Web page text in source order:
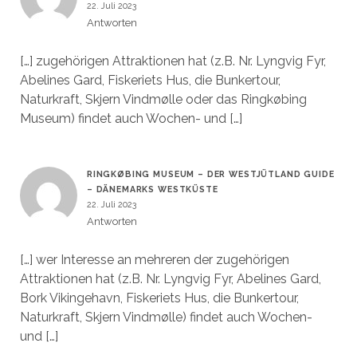
22. Juli 2023
Antworten
[…] zugehörigen Attraktionen hat (z.B. Nr. Lyngvig Fyr,
Abelines Gard, Fiskeriets Hus, die Bunkertour,
Naturkraft, Skjern Vindmølle oder das Ringkøbing
Museum) findet auch Wochen- und […]
RINGKØBING MUSEUM – DER WESTJÜTLAND GUIDE
– DÄNEMARKS WESTKÜSTE
22. Juli 2023
Antworten
[…] wer Interesse an mehreren der zugehörigen
Attraktionen hat (z.B. Nr. Lyngvig Fyr, Abelines Gard,
Bork Vikingehavn, Fiskeriets Hus, die Bunkertour,
Naturkraft, Skjern Vindmølle) findet auch Wochen-
und […]